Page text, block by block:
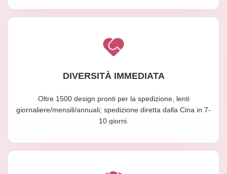
DIVERSITÀ IMMEDIATA
Oltre 1500 design pronti per la spedizione, lenti
giornaliere/mensili/annuali; spedizione diretta dalla Cina in 7-
10 giorni.